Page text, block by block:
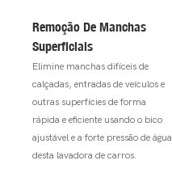
Remoção De Manchas
Superficiais
Elimine manchas difíceis de
calçadas, entradas de veículos e
outras superfícies de forma
rápida e eficiente usando o bico
ajustável e a forte pressão de água
desta lavadora de carros.